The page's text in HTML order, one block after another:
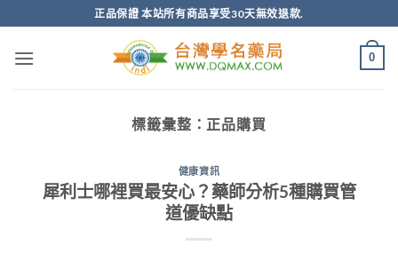
轉
正品保證 本站所有商品享受30天無效退款.
0
標籤彙整： 正品購買
健康資訊
犀利士哪裡買最安心？藥師分析5種購買管
道優缺點